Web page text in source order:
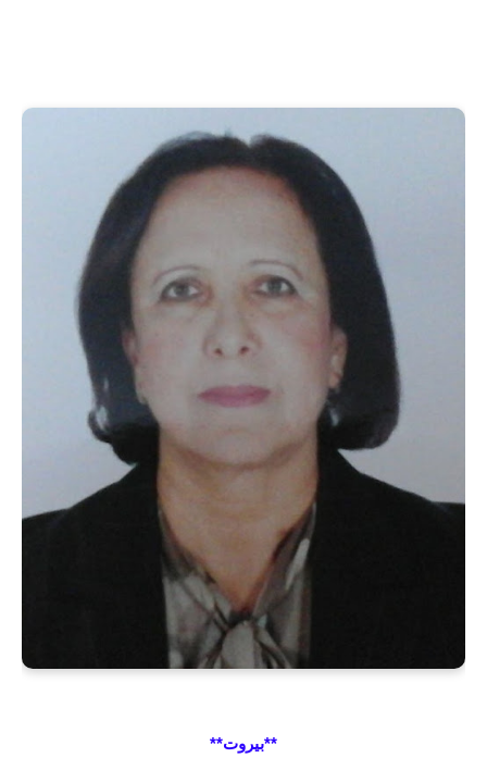
**بيروت**